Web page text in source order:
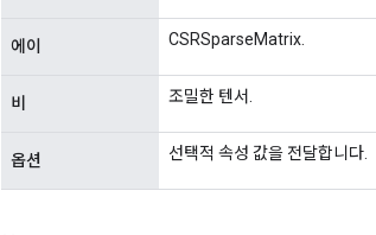
에이 CSRSparseMatrix.
비 조밀한 텐서.
옵션 선택적 속성 값을 전달합니다.